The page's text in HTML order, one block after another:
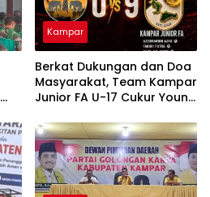
Kampar
Berkat Dukungan dan Doa
Masyarakat, Team Kampar
Junior FA U-17 Cukur Young
Soeratin